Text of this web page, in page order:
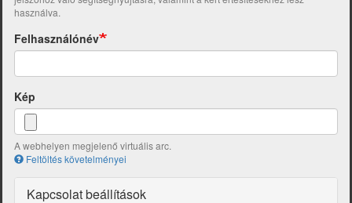
használva.
Felhasználónév
Kép
A webhelyen megjelenő virtuális arc.
Feltöltés követelményei
Kapcsolat beállítások